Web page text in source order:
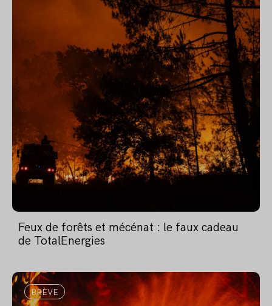
Feux de forêts et mécénat : le faux cadeau
de TotalEnergies
BRÈVE